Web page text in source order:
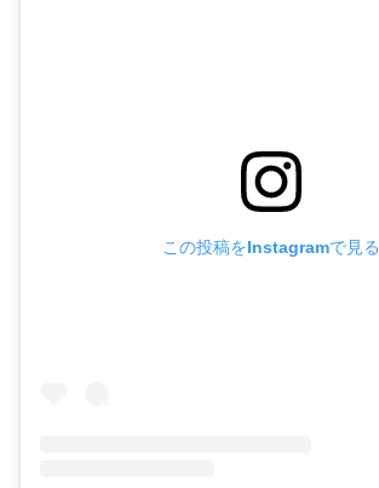
この投稿をInstagramで見る